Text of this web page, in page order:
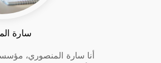
سارة
أنا سارة المنصوري،